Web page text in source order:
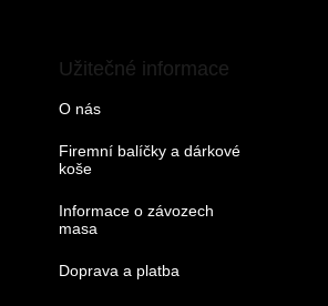
Užitečné informace
O nás
Firemní balíčky a dárkové
koše
Informace o závozech
masa
Doprava a platba